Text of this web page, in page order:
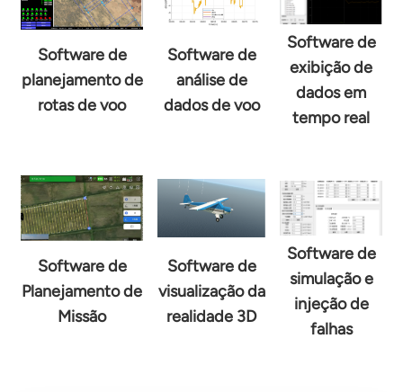
Software de
planejamento de
rotas de voo
Software de
análise de
dados de voo
Software de
exibição de
dados em
tempo real
Software de
Planejamento de
Missão
Software de
visualização da
realidade 3D
Software de
simulação e
injeção de
falhas